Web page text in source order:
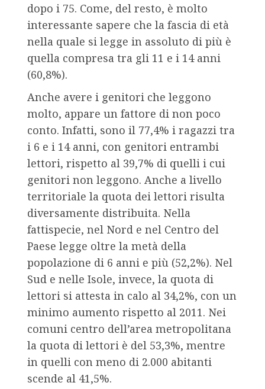
dopo i 75. Come, del resto, è molto
interessante sapere che la fascia di età
nella quale si legge in assoluto di più è
quella compresa tra gli 11 e i 14 anni
(60,8%).
Anche avere i genitori che leggono
molto, appare un fattore di non poco
conto. Infatti, sono il 77,4% i ragazzi tra
i 6 e i 14 anni, con genitori entrambi
lettori, rispetto al 39,7% di quelli i cui
genitori non leggono. Anche a livello
territoriale la quota dei lettori risulta
diversamente distribuita. Nella
fattispecie, nel Nord e nel Centro del
Paese legge oltre la metà della
popolazione di 6 anni e più (52,2%). Nel
Sud e nelle Isole, invece, la quota di
lettori si attesta in calo al 34,2%, con un
minimo aumento rispetto al 2011. Nei
comuni centro dell’area metropolitana
la quota di lettori è del 53,3%, mentre
in quelli con meno di 2.000 abitanti
scende al 41,5%.